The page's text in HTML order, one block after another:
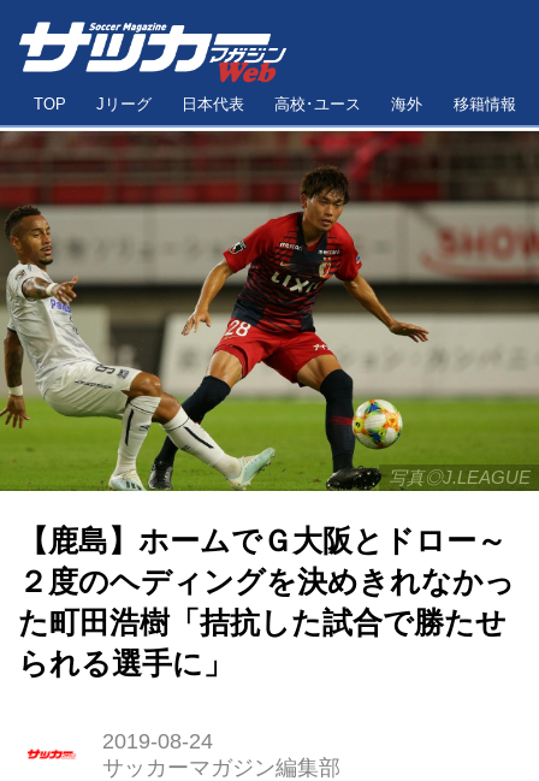
TOP Jリーグ 日本代表 高校･ユース 海外 移籍情報
写真◎J.LEAGUE
【鹿島】ホームでＧ大阪とドロー～
２度のヘディングを決めきれなかっ
た町田浩樹「拮抗した試合で勝たせ
られる選手に」
2019-08-24
サッカーマガジン編集部